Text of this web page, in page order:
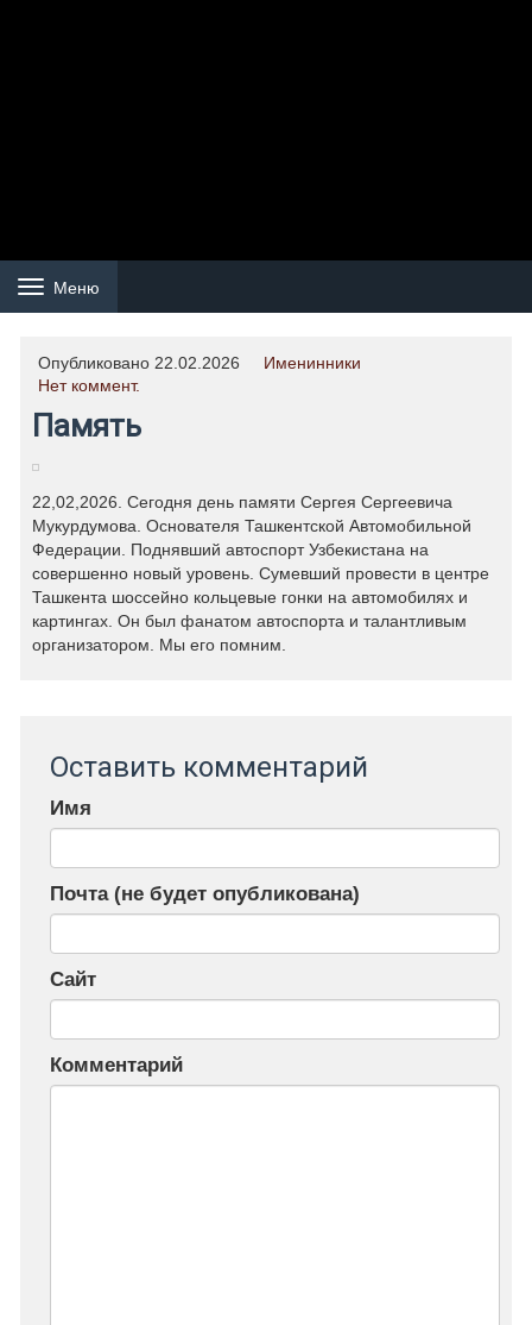
Навигация
Меню
Опубликовано 22.02.2026
Именинники
Нет коммент.
Память
22,02,2026. Сегодня день памяти Сергея Сергеевича
Мукурдумова. Основателя Ташкентской Автомобильной
Федерации. Поднявший автоспорт Узбекистана на
совершенно новый уровень. Сумевший провести в центре
Ташкента шоссейно кольцевые гонки на автомобилях и
картингах. Он был фанатом автоспорта и талантливым
организатором. Мы его помним.
Оставить комментарий
Имя
Почта (не будет опубликована)
Сайт
Комментарий